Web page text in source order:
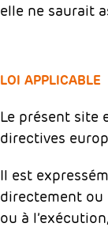
elle ne saurait
LOI APPLICABLE
Le présent site
directives
Il est
directement ou
ou à